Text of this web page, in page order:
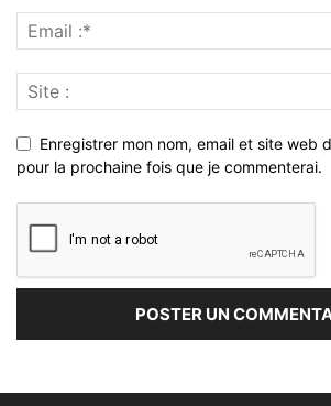
Enregistrer mon nom, email et site web
pour la prochaine fois que je commenterai.